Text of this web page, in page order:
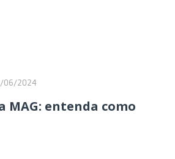
06/2024
MAG: entenda como